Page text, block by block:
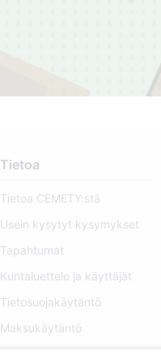
Tietoa
Tietoa CEMETY:stä
Usein kysytyt kysymykset
Tapahtumat
Kuntaluettelo ja käyttäjät
Tietosuojakäytäntö
Maksukäytäntö